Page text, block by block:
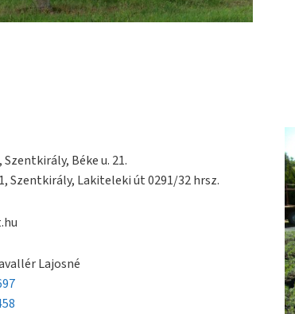
Szentkirály, Béke u. 21.
Szentkirály, Lakiteleki út 0291/32 hrsz.
Lajosné